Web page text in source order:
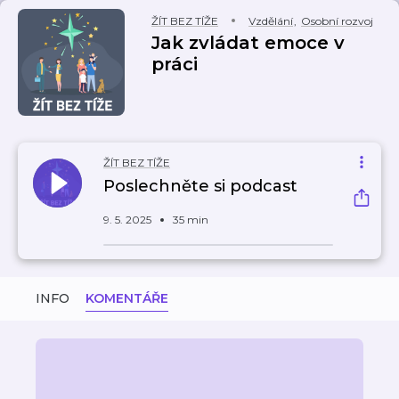
ŽÍT BEZ TÍŽE Vzdělání, Osobní rozvoj
Jak zvládat emoce v
práci
ŽÍT BEZ TÍŽE
Poslechněte si podcast
9. 5. 2025 35 min
INFO KOMENTÁŘE